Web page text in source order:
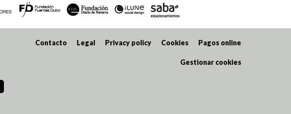
Contacto Legal Privacy policy Cookies Pagos online
Gestionar cookies